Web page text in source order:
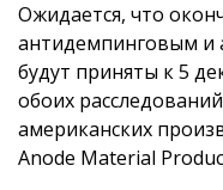
Ожидается, что
антидемпинговым и
будут приняты к 5
обоих
американских
Anode Material